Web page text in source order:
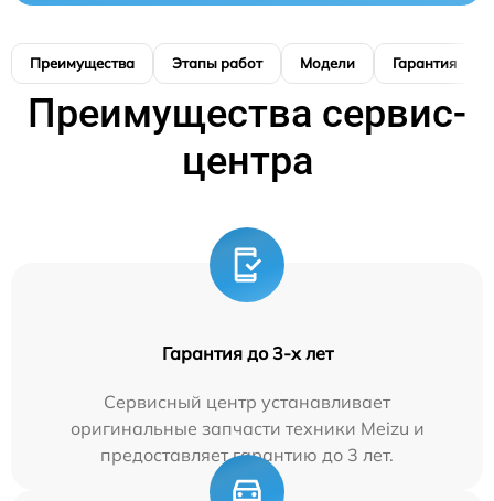
Преимущества Этапы работ Модели Гарантия
Преимущества сервис-
центра
Гарантия до 3-х лет
Сервисный центр устанавливает
оригинальные запчасти техники Meizu и
предоставляет гарантию до 3 лет.